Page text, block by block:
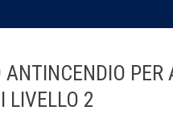
PER
LIVELLO 2